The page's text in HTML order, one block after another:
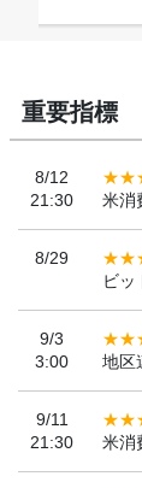
重要指標
8/12
21:30
米消
8/29
ビッ
9/3
3:00
地区
9/11
21:30
米消